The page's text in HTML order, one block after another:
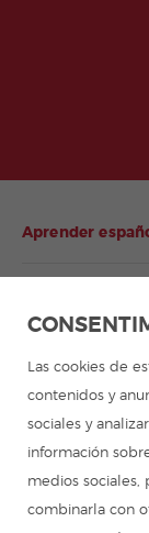
Aprender
Campamentos
Cursos de
Las cookies de
contenidos y
sociales y
información
medios sociales,
combinarla con